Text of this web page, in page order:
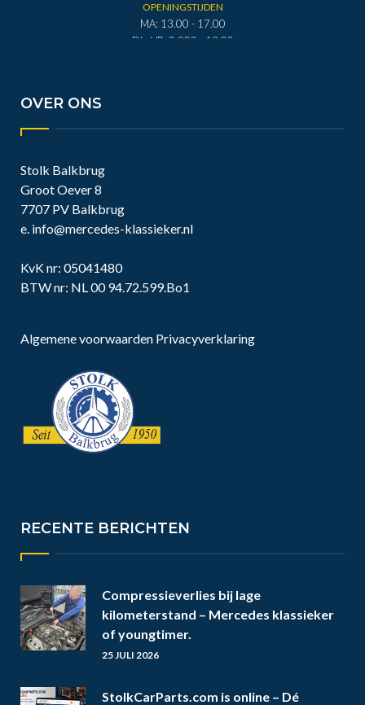
OPENINGSTIJDEN
MA: 13.00 - 17.00
DI - VR: 0.900 - 12.00
OVER ONS
Stolk Balkbrug
Groot Oever 8
7707 PV Balkbrug
e. info@mercedes-klassieker.nl
KvK nr: 05041480
BTW nr: NL 00 94.72.599.Bo1
Algemene voorwaarden Privacyverklaring
RECENTE BERICHTEN
Compressieverlies bij lage
kilometerstand – Mercedes klassieker
of youngtimer.
25 JULI 2026
StolkCarParts.com is online – Dé